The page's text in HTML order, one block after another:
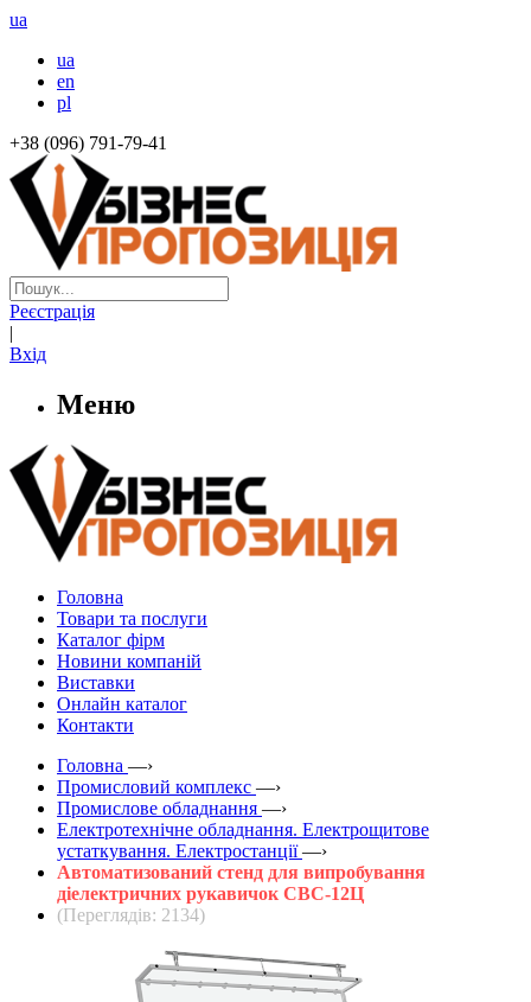
ua
ua
en
pl
+38 (096) 791-79-41
Реєстрація
|
Вхід
Меню
Головна
Товари та послуги
Каталог фірм
Новини компаній
Виставки
Онлайн каталог
Контакти
Головна —›
Промисловий комплекс —›
Промислове обладнання —›
Електротехнічне обладнання. Електрощитове
устаткування. Електростанції —›
Автоматизований стенд для випробування
діелектричних рукавичок СВС-12Ц
(Переглядів: 2134)